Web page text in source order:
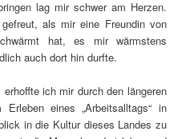
lag mir schwer am Herzen.
als mir eine Freundin von
hat, es mir wärmstens
auch dort hin durfte.
ich mir durch den längeren
eines „Arbeitsalltags“ in
in die Kultur dieses Landes zu